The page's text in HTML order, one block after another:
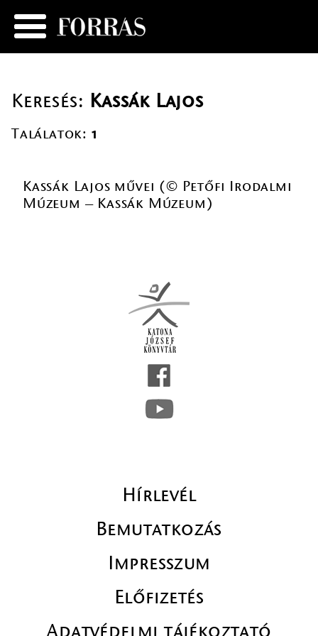
Keresés: Kassák Lajos
Találatok: 1
Kassák Lajos művei (© Petőfi Irodalmi
Múzeum – Kassák Múzeum)
Hírlevél
Bemutatkozás
Impresszum
Előfizetés
Adatvédelmi tájékoztató